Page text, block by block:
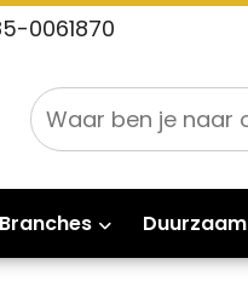
0061870
Branches Duurzaam